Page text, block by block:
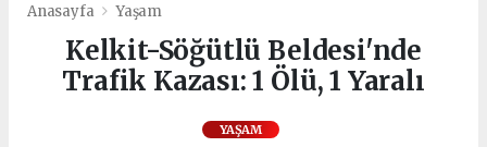
Anasayfa Yaşam
Kelkit-Söğütlü Beldesi'nde
Trafik Kazası: 1 Ölü, 1 Yaralı
YAŞAM